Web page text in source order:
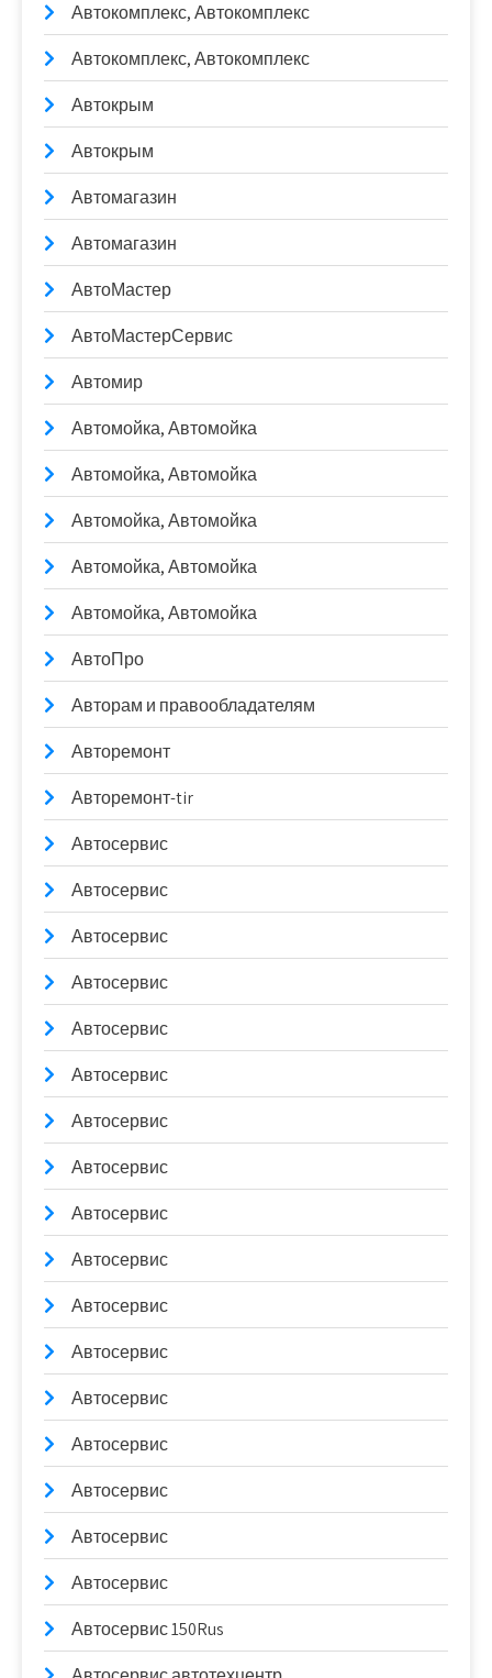
Автокомплекс, Автокомплекс
Автокомплекс, Автокомплекс
Автокрым
Автокрым
Автомагазин
Автомагазин
АвтоМастер
АвтоМастерСервис
Автомир
Автомойка, Автомойка
Автомойка, Автомойка
Автомойка, Автомойка
Автомойка, Автомойка
Автомойка, Автомойка
АвтоПро
Авторам и правообладателям
Авторемонт
Авторемонт-tir
Автосервис
Автосервис
Автосервис
Автосервис
Автосервис
Автосервис
Автосервис
Автосервис
Автосервис
Автосервис
Автосервис
Автосервис
Автосервис
Автосервис
Автосервис
Автосервис
Автосервис
Автосервис 150Rus